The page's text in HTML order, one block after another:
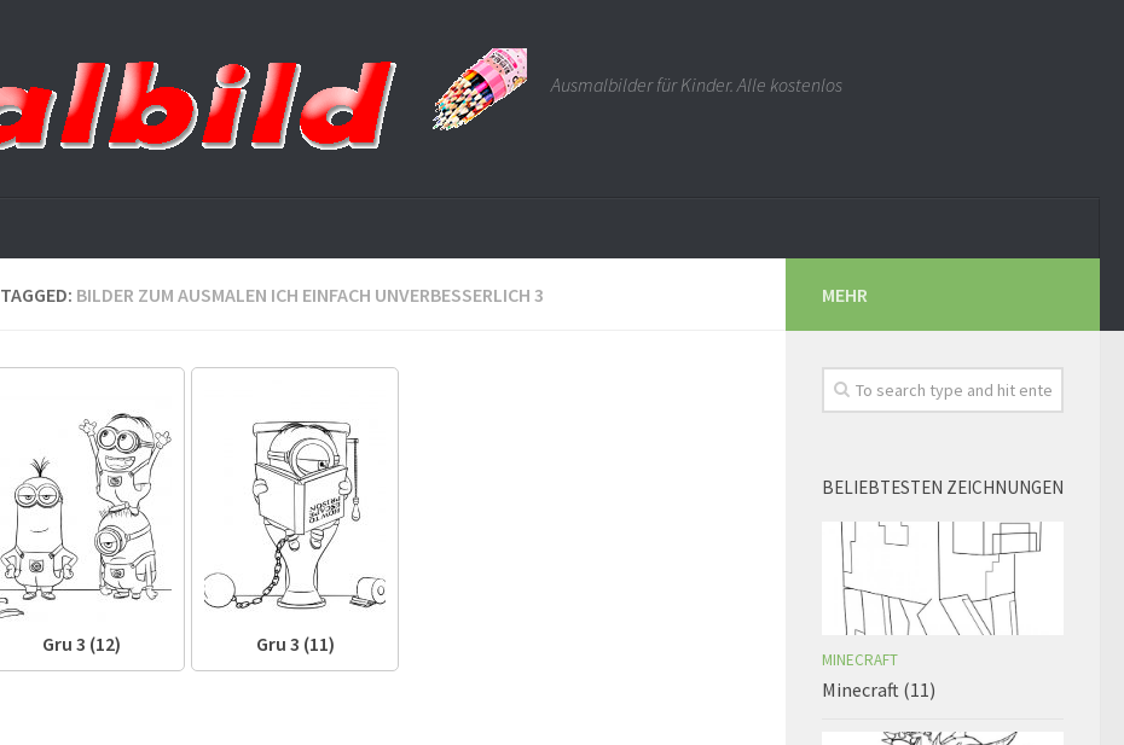
Ausmalbilder für Kinder. Alle kostenlos
TAGGED: BILDER ZUM AUSMALEN ICH EINFACH UNVERBESSERLICH 3
Gru 3 (12) Gru 3 (11)
MEHR
BELIEBTESTEN ZEICHNUNGEN
MINECRAFT
Minecraft (11)